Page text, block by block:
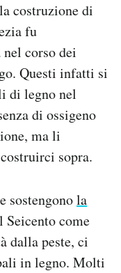
costruzione di
fu
corso dei
Questi infatti si
di legno nel
di ossigeno
ma li
sopra.
sostengonola
Seicento come
dalla peste, ci
in legno. Molti